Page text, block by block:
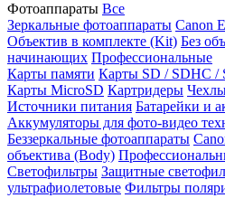
Фотоаппараты Все
Зеркальные фотоаппараты Canon
Объектив в комплекте (Kit) Без
начинающих Профессиональные
Карты памяти Карты SD / SDHC /
Карты MicroSD Картридеры
Источники питания Батарейки и
Аккумуляторы для фото-видео
Беззеркальные фотоаппараты
объектива (Body)
Светофильтры Защитные
ультрафиолетовые Фильтры